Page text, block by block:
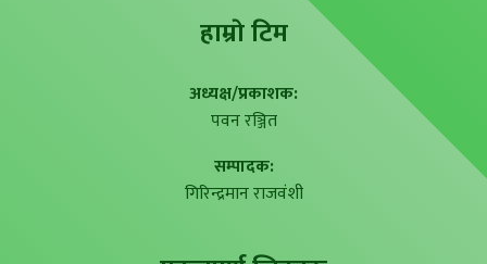
हाम्राे टिम
अध्यक्ष/प्रकाशक:
पवन रञ्जित
सम्पादक:
गिरिन्द्रमान राजवंशी